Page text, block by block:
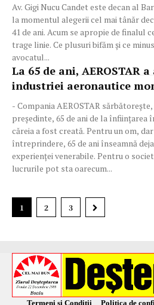
Av. Gigi Nucu Candet este decan al
la momentul alegerii cel mai tânăr
41 de ani. Acum se apropie de finalul
trage linie. Ce plusuri bifăm şi ce
avocatul...
La 65 de ani, AEROSTAR
industriei aeronautice
- Compania AEROSTAR
președinte, 65 de ani de la
căreia a fost creată. Pentru un om,
întreprindere, 65 de ani înseamnă
experienței venerabile. Pentru o
lucrurile pot sta oarecum...
1 2 3
Termeni și Condiții Politica de